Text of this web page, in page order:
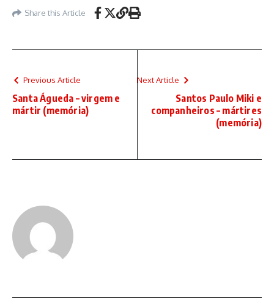
Share this Article
Previous Article
Santa Águeda – virgem e
mártir (memória)
Next Article
Santos Paulo Miki e
companheiros – mártires
(memória)